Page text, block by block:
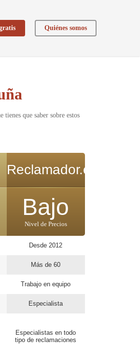
Quiénes somos
que saber sobre estos
Reclamador.es
Bajo
Nivel de Precios
Desde 2012
Más de 60
Trabajo en equipo
Especialista
Especialistas en todo
tipo de reclamaciones